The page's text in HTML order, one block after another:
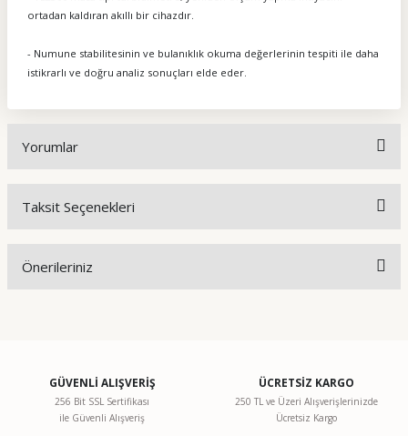
ortadan kaldıran akıllı bir cihazdır.
- Numune stabilitesinin ve bulanıklık okuma değerlerinin tespiti ile daha
istikrarlı ve doğru analiz sonuçları elde eder.
Yorumlar
Taksit Seçenekleri
Önerileriniz
Ürün resmi kalitesiz, bozuk veya görüntülenemiyor.
GÜVENLİ ALIŞVERİŞ
256 Bit SSL Sertifikası
ile Güvenli Alışveriş
ÜCRETSİZ KARGO
250 TL ve Üzeri Alışverişlerinizde
Ücretsiz Kargo